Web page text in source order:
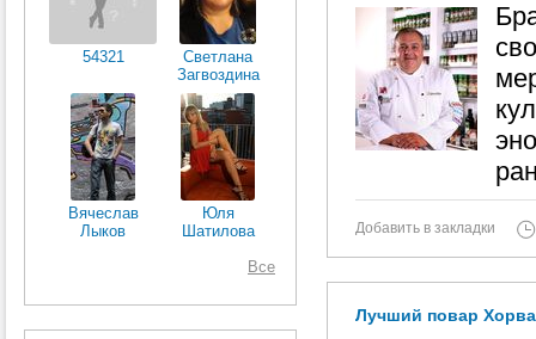
54321
Светлана
Загвоздина
Вячеслав
Лыков
Юля
Шатилова
Все
Добавить в закладки
Лучший повар